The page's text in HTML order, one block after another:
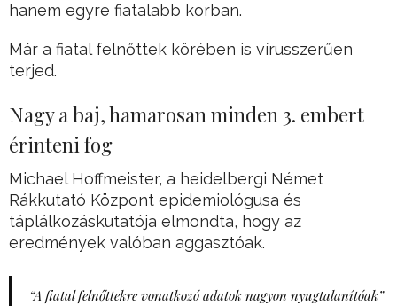
hanem egyre fiatalabb korban.
Már a fiatal felnőttek körében is vírusszerűen
terjed.
Nagy a baj, hamarosan minden 3. embert
érinteni fog
Michael Hoffmeister, a heidelbergi Német
Rákkutató Központ epidemiológusa és
táplálkozáskutatója elmondta, hogy az
eredmények valóban aggasztóak.
“A fiatal felnőttekre vonatkozó adatok nagyon nyugtalanítóak”